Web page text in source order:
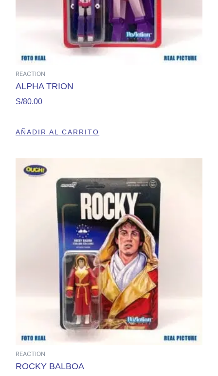
REACTION
ALPHA TRION
S/80.00
AÑADIR AL CARRITO
REACTION
ROCKY BALBOA